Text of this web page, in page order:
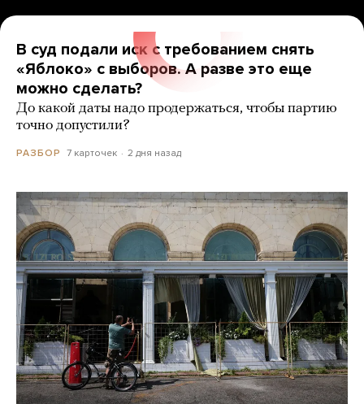
В суд подали иск с требованием снять
«Яблоко» с выборов. А разве это еще
можно сделать?
До какой даты надо продержаться, чтобы партию
точно допустили?
РАЗБОР 7 карточек 2 дня назад